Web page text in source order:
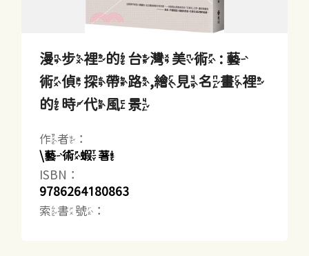
漫步裡的台灣美術 : 藝
術偵探帶路,繪見名畫裡
的時代風景
作者：
\藝術蝦著
ISBN：
9786264180863
索書號：